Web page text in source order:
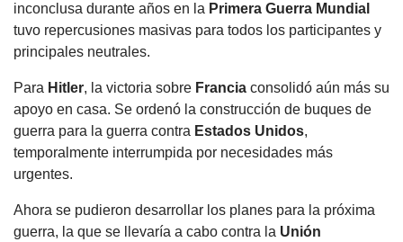
inconclusa durante años en la Primera Guerra Mundial
tuvo repercusiones masivas para todos los participantes y
principales neutrales.
Para Hitler, la victoria sobre Francia consolidó aún más su
apoyo en casa. Se ordenó la construcción de buques de
guerra para la guerra contra Estados Unidos,
temporalmente interrumpida por necesidades más
urgentes.
Ahora se pudieron desarrollar los planes para la próxima
guerra, la que se llevaría a cabo contra la Unión